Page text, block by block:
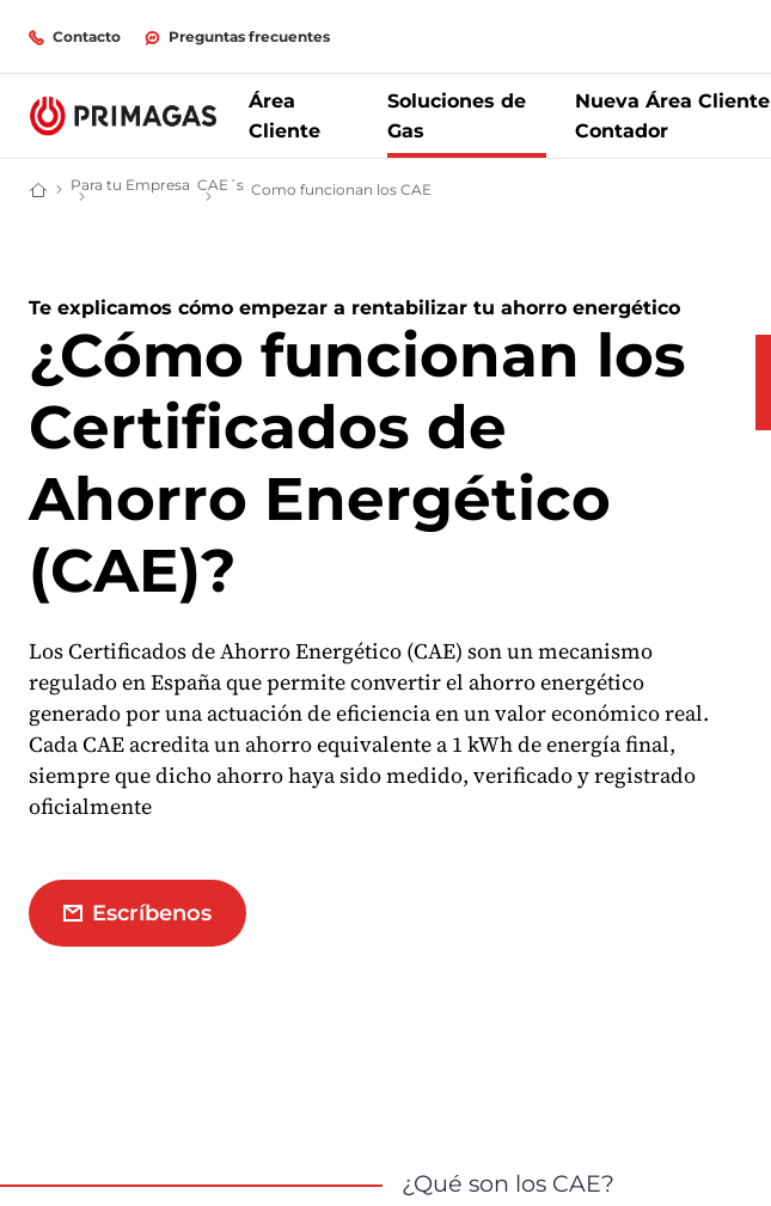
Contacto Preguntas frecuentes
Área
Cliente
Soluciones de
Gas
Nueva Área Cliente
Contador
Empresa de gas | Distribuidora de Propano, Biopropano y GNL | Primagas
Para tu Empresa CAE´s Como funcionan los CAE
Te explicamos cómo empezar a rentabilizar tu ahorro energético
¿Cómo funcionan los
Certificados de
Ahorro Energético
(CAE)?
Los Certificados de Ahorro Energético (CAE) son un mecanismo
regulado en España que permite convertir el ahorro energético
generado por una actuación de eficiencia en un valor económico real.
Cada CAE acredita un ahorro equivalente a 1 kWh de energía final,
siempre que dicho ahorro haya sido medido, verificado y registrado
oficialmente
Escríbenos
¿Qué son los CAE?